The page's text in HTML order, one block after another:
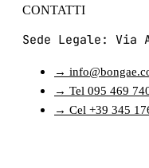
CONTATTI
Sede Legale: Via
→
→ Tel 095 469
→ Cel +39 345